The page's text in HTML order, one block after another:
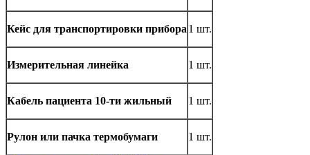
Кейс для транспортировки прибора1 шт.
Измерительная линейка 1 шт.
Кабель пациента 10-ти жильный 1 шт.
Рулон или пачка термобумаги 1 шт.